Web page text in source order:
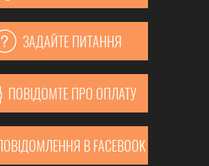
ЗАДАЙТЕ ПИТАННЯ
ПОВІДОМТЕ ПРО ОПЛАТУ
В FACEBOOK